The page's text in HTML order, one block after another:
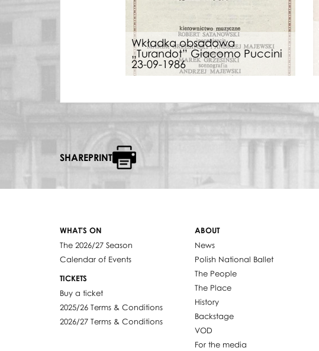
Wkładka obsadowa
„Turandot” Giacomo Puccini
23-09-1986
SHAREPRINT
WHAT'S ON
The 2026/27 Season
Calendar of Events
TICKETS
Buy a ticket
2025/26 Terms & Conditions
2026/27 Terms & Conditions
ABOUT
News
Polish National Ballet
The People
The Place
History
Backstage
VOD
For the media